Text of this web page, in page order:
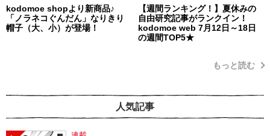
kodomoe shopより新商品♪
「ノラネコぐんだん」なりきり
帽子（大、小）が登場！
【週間ランキング！】夏休みの
自由研究記事がランクイン！
kodomoe web 7月12日～18日
の週間TOP5★
もっと読む
人気記事